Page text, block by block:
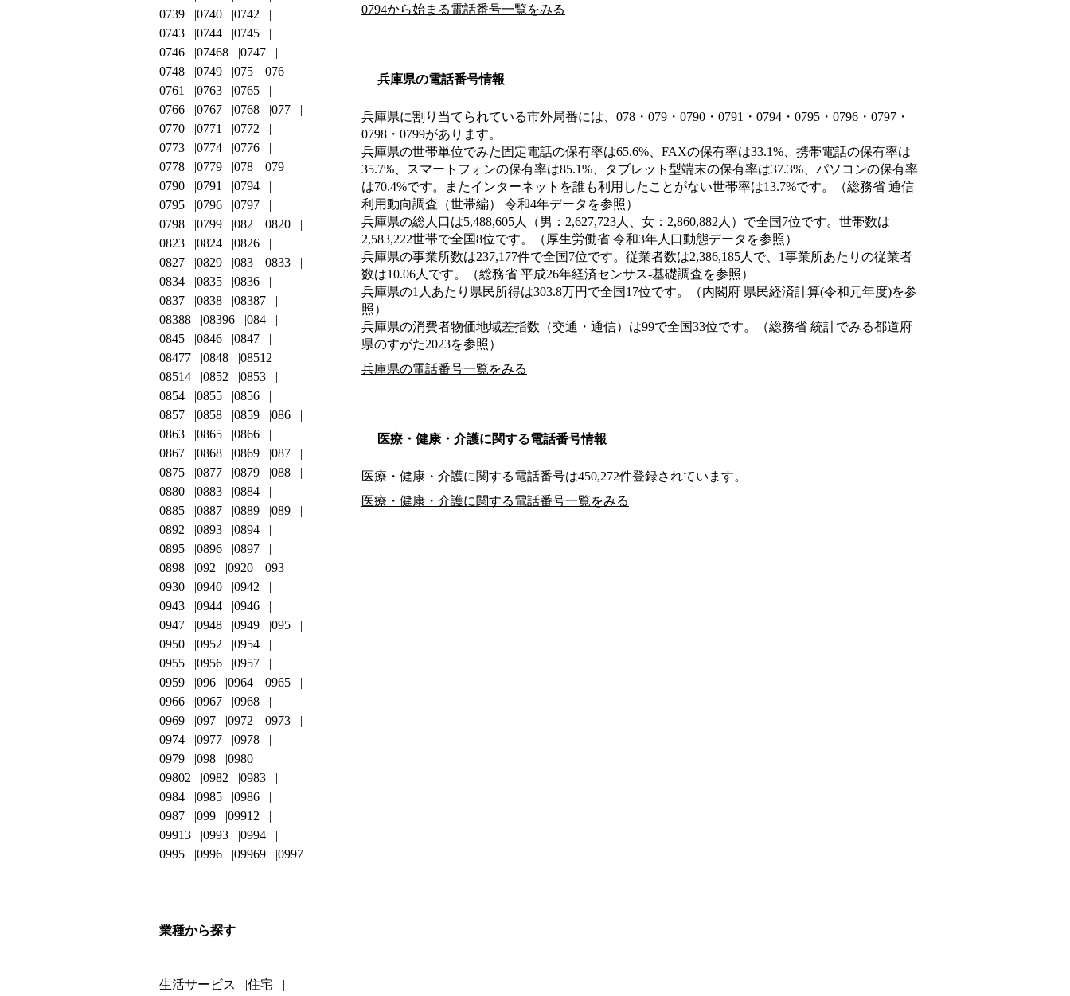
0794から始まる電話番号一覧をみる
兵庫県の電話番号情報
兵庫県に割り当てられている市外局番には、078・079・0790・0791・0794・0795・0796・0797・
0798・0799があります。
兵庫県の世帯単位でみた固定電話の保有率は65.6%、FAXの保有率は33.1%、携帯電話の保有率は
35.7%、スマートフォンの保有率は85.1%、タブレット型端末の保有率は37.3%、パソコンの保有率
は70.4%です。またインターネットを誰も利用したことがない世帯率は13.7%です。（総務省 通信
利用動向調査（世帯編） 令和4年データを参照）
兵庫県の総人口は5,488,605人（男：2,627,723人、女：2,860,882人）で全国7位です。世帯数は
2,583,222世帯で全国8位です。（厚生労働省 令和3年人口動態データを参照）
兵庫県の事業所数は237,177件で全国7位です。従業者数は2,386,185人で、1事業所あたりの従業者
数は10.06人です。（総務省 平成26年経済センサス‐基礎調査を参照）
兵庫県の1人あたり県民所得は303.8万円で全国17位です。（内閣府 県民経済計算(令和元年度)を参
照）
兵庫県の消費者物価地域差指数（交通・通信）は99で全国33位です。（総務省 統計でみる都道府
県のすがた2023を参照）
兵庫県の電話番号一覧をみる
医療・健康・介護に関する電話番号情報
医療・健康・介護に関する電話番号は450,272件登録されています。
医療・健康・介護に関する電話番号一覧をみる
0739
0740
0742
0743
0744
0745
0746
07468
0747
0748
0749 075
076
0761
0763
0765
0766
0767 0768
077
0770
0771
0772
0773
0774
0776
0778
0779 078
079
0790
0791
0794
0795
0796
0797
0798
0799 082
0820
0823
0824
0826
0827
0829 083
0833
0834
0835
0836
0837
0838
08387
08388
08396
084
0845
0846
0847
08477
0848
08512
08514
0852
0853
0854
0855
0856
0857
0858 0859
086
0863
0865
0866
0867
0868 0869
087
0875
0877 0879
088
0880
0883
0884
0885
0887 0889
089
0892
0893
0894
0895
0896
0897
0898
092 0920
093
0930
0940
0942
0943
0944
0946
0947
0948 0949
095
0950
0952
0954
0955
0956
0957
0959
096 0964
0965
0966
0967
0968
0969
097 0972
0973
0974
0977
0978
0979
098
0980
09802
0982
0983
0984
0985
0986
0987
099
09912
09913
0993
0994
0995
0996 09969 0997
業種から探す
生活サービス 住宅